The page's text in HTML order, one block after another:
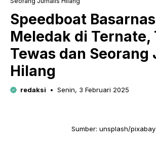
Speedboat Basarnas
Meledak di Ternate,
Tewas dan Seorang
Hilang
redaksi Senin, 3 Februari 2025
Sumber: unsplash/pixabay